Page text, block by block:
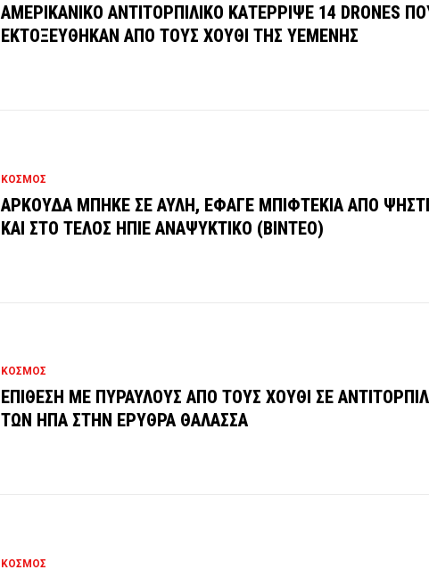
ΑΜΕΡΙΚΑΝΙΚΟ ΑΝΤΙΤΟΡΠΙΛΙΚΟ ΚΑΤΕΡΡΙΨΕ 14 DRONES
ΕΚΤΟΞΕΥΘΗΚΑΝ ΑΠΟ ΤΟΥΣ ΧΟΥΘΙ ΤΗΣ ΥΕΜΕΝΗΣ
ΚΟΣΜΟΣ
ΑΡΚΟΥΔΑ ΜΠΗΚΕ ΣΕ ΑΥΛΗ, ΕΦΑΓΕ ΜΠΙΦΤΕΚΙΑ ΑΠΟ
ΚΑΙ ΣΤΟ ΤΕΛΟΣ ΗΠΙΕ ΑΝΑΨΥΚΤΙΚΟ (ΒΙΝΤΕΟ)
ΚΟΣΜΟΣ
ΕΠΙΘΕΣΗ ΜΕ ΠΥΡΑΥΛΟΥΣ ΑΠΟ ΤΟΥΣ ΧΟΥΘΙ ΣΕ
ΤΩΝ ΗΠΑ ΣΤΗΝ ΕΡΥΘΡΑ ΘΑΛΑΣΣΑ
ΚΟΣΜΟΣ